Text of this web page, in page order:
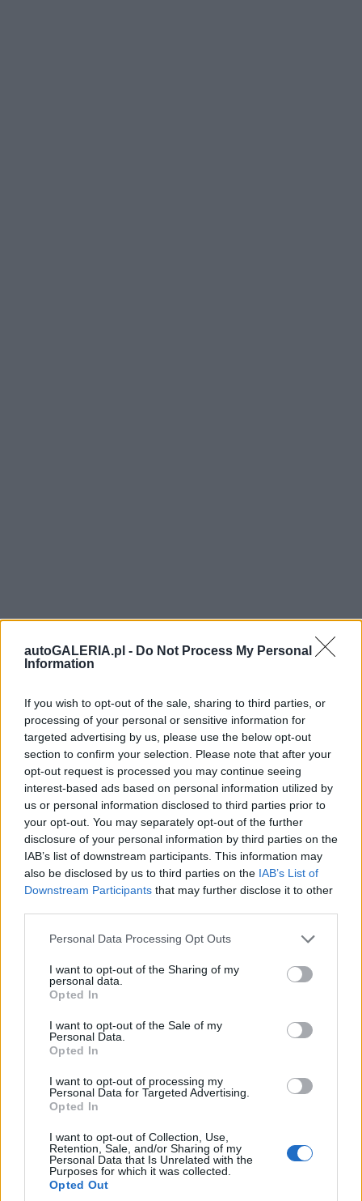
autoGALERIA.pl - Do Not Process My Personal
Information
If you wish to opt-out of the sale, sharing to third parties, or
processing of your personal or sensitive information for
targeted advertising by us, please use the below opt-out
section to confirm your selection. Please note that after your
opt-out request is processed you may continue seeing
interest-based ads based on personal information utilized by
us or personal information disclosed to third parties prior to
your opt-out. You may separately opt-out of the further
disclosure of your personal information by third parties on the
IAB’s list of downstream participants. This information may
also be disclosed by us to third parties on the IAB’s List of
Downstream Participants that may further disclose it to other
Please note that this website/app uses one or more Google
not limited to your visit or usage behaviour. You may click to
grant or deny consent to Google and its third-party tags to
use your data for below specified purposes in below Google
consent section.
Personal Data Processing Opt Outs
I want to opt-out of the Sharing of my
personal data.
Opted In
I want to opt-out of the Sale of my
Personal Data.
Opted In
I want to opt-out of processing my
Personal Data for Targeted Advertising.
Opted In
I want to opt-out of Collection, Use,
Retention, Sale, and/or Sharing of my
Personal Data that Is Unrelated with the
Purposes for which it was collected.
Opted Out